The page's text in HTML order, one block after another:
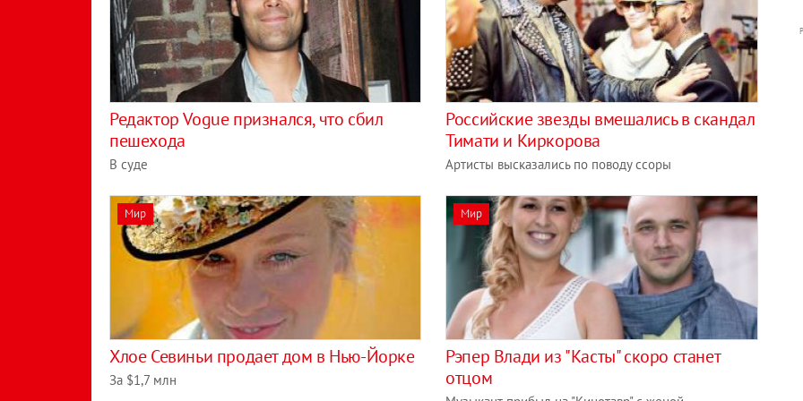
Редактор Vogue признался, что сбил
пешехода
В суде
Российские звезды вмешались в скандал
Тимати и Киркорова
Артисты высказались по поводу ссоры
Мир
Хлое Севиньи продает дом в Нью-Йорке
За $1,7 млн
Мир
Рэпер Влади из "Касты" скоро станет
отцом